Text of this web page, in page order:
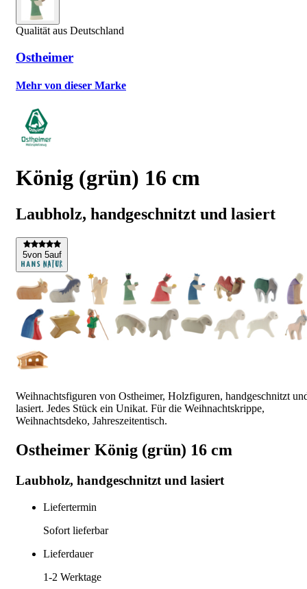
Qualität aus Deutschland
Ostheimer
Mehr von dieser Marke
König (grün) 16 cm
Laubholz, handgeschnitzt und lasiert
5von 5auf
Weihnachtsfiguren von Ostheimer, Holzfiguren, handgeschnitzt
lasiert. Jedes Stück ein Unikat. Für die Weihnachtskrippe,
Weihnachtsdeko, Jahreszeitentisch.
Ostheimer König (grün) 16 cm
Laubholz, handgeschnitzt und lasiert
Liefertermin
Sofort lieferbar
Lieferdauer
1-2 Werktage